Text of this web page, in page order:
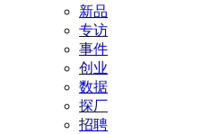
新品
专访
事件
创业
数据
探厂
招聘